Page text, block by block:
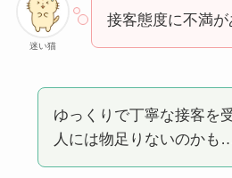
迷い猫
接客態度に不満
ゆっくりで丁寧な接客を
人には物足りないのかも